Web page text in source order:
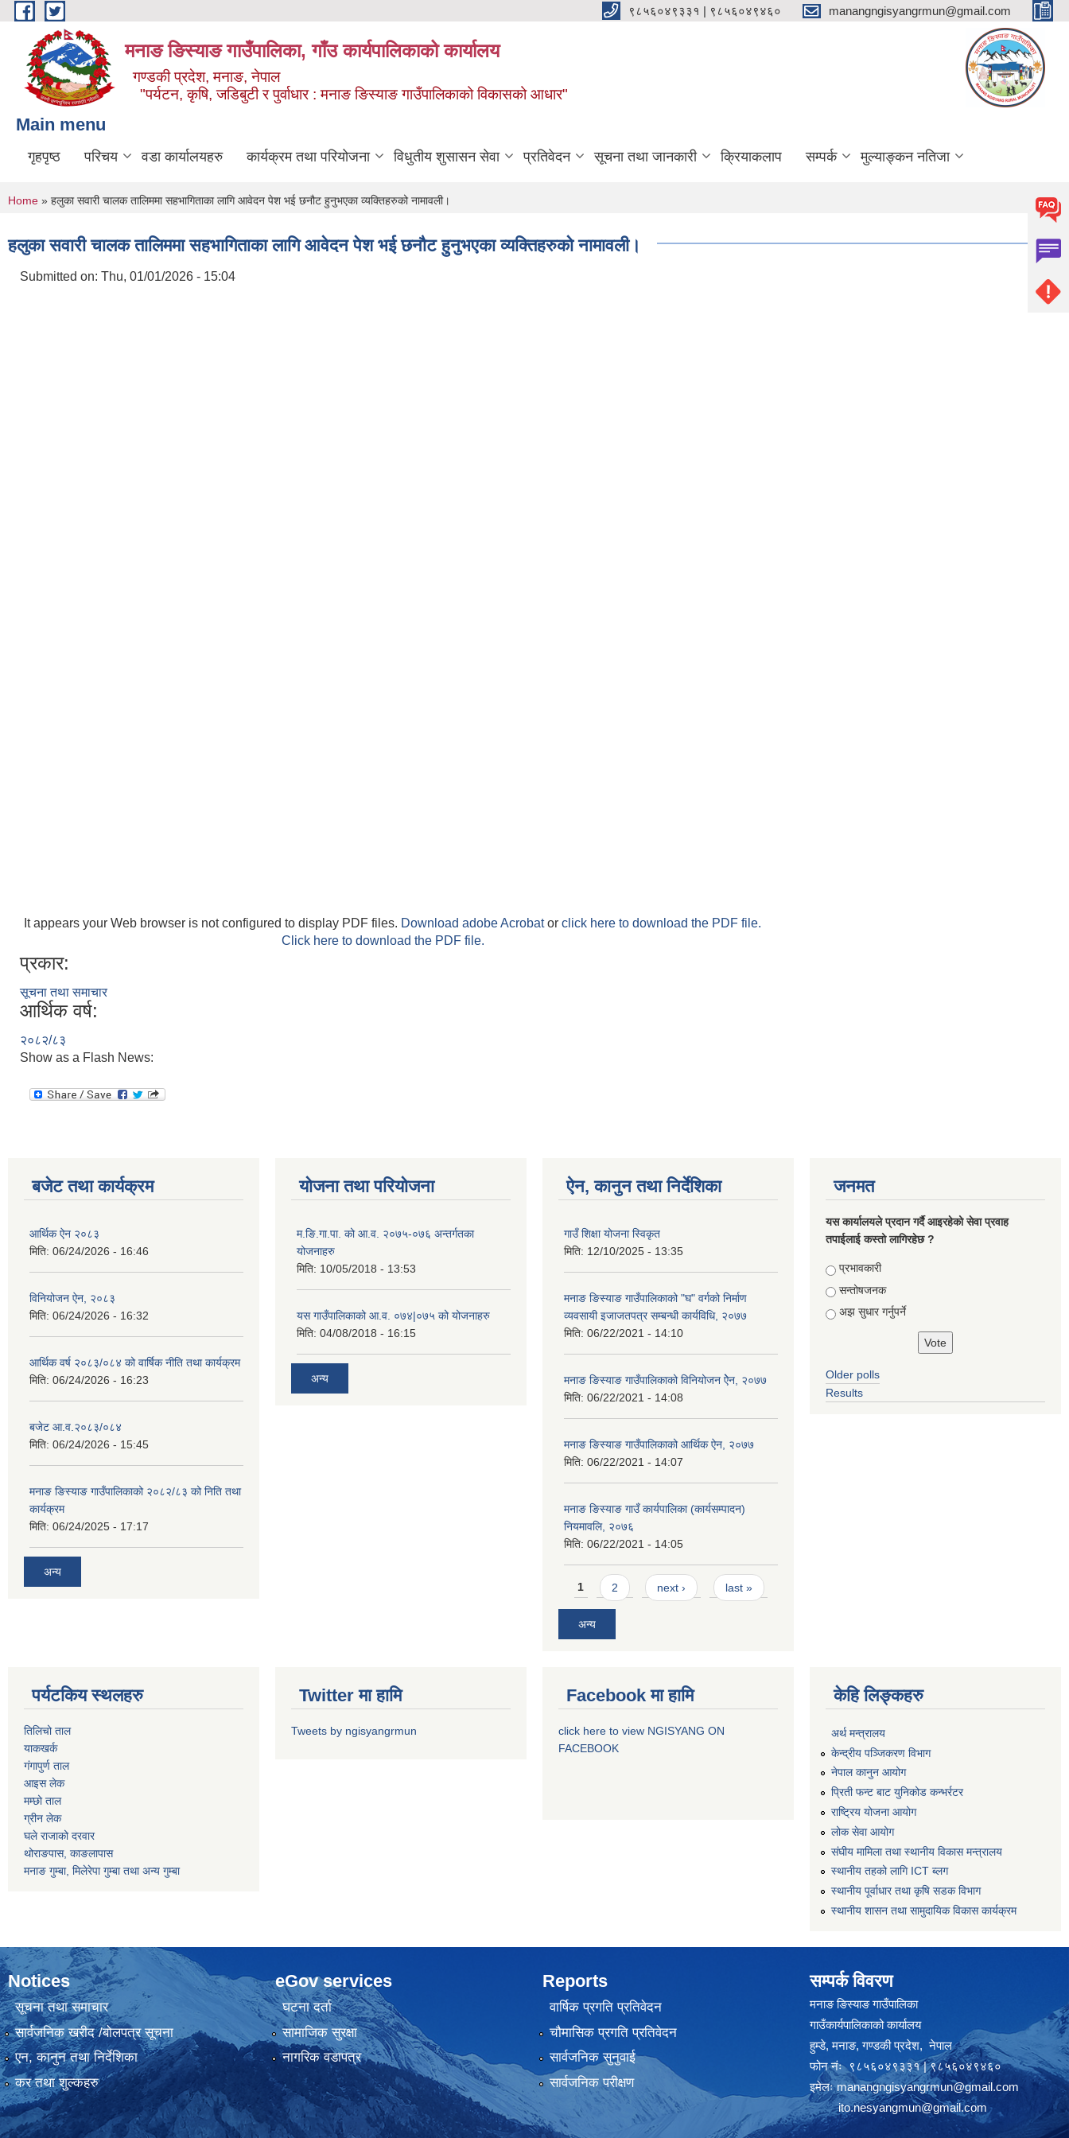
Skip to main content ९८५६०४९३३१ | ९८५६०४९४६० manangngisyangrmun@gmail.com
मनाङ ङिस्याङ गाउँपालिका, गाँउ कार्यपालिकाको कार्यालय
गण्डकी प्रदेश, मनाङ, नेपाल
"पर्यटन, कृषि, जडिबुटी र पुर्वाधार : मनाङ ङिस्याङ गाउँपालिकाको विकासको आधार"
Main menu
गृहपृष्ठ परिचय वडा कार्यालयहरु कार्यक्रम तथा परियोजना विधुतीय शुसासन सेवा प्रतिवेदन सूचना तथा जानकारी क्रियाकलाप सम्पर्क मुल्याङ्कन नतिजा
You are here
Home » हलुका सवारी चालक तालिममा सहभागिताका लागि आवेदन पेश भई छनौट हुनुभएका व्यक्तिहरुको नामावली।
हलुका सवारी चालक तालिममा सहभागिताका लागि आवेदन पेश भई छनौट हुनुभएका व्यक्तिहरुको नामावली।
Submitted on: Thu, 01/01/2026 - 15:04
It appears your Web browser is not configured to display PDF files. Download adobe Acrobator click here to download the PDF file.
Click here to download the PDF file.
प्रकार:
सूचना तथा समाचार
आर्थिक वर्ष:
२०८२/८३
Show as a Flash News:
बजेट तथा कार्यक्रम
आर्थिक ऐन २०८३
मिति: 06/24/2026 - 16:46
विनियोजन ऐन, २०८३
मिति: 06/24/2026 - 16:32
आर्थिक वर्ष २०८३/०८४ को वार्षिक नीति तथा कार्यक्रम
मिति: 06/24/2026 - 16:23
बजेट आ.व.२०८३/०८४
मिति: 06/24/2026 - 15:45
मनाङ ङिस्याङ गाउँपालिकाको २०८२/८३ को निति तथा
कार्यक्रम
मिति: 06/24/2025 - 17:17
अन्य
योजना तथा परियोजना
म.ङि.गा.पा. को आ.व. २०७५-०७६ अन्तर्गतका
योजनाहरु
मिति: 10/05/2018 - 13:53
यस गाउँपालिकाको आ.व. ०७४|०७५ को योजनाहरु
मिति: 04/08/2018 - 16:15
अन्य
ऐन, कानुन तथा निर्देशिका
गाउँ शिक्षा योजना स्विकृत
मिति: 12/10/2025 - 13:35
मनाङ ङिस्याङ गाउँपालिकाको "घ" वर्गको निर्माण
व्यवसायी इजाजतपत्र सम्बन्धी कार्यविधि, २०७७
मिति: 06/22/2021 - 14:10
मनाङ ङिस्याङ गाउँपालिकाको विनियोजन ऐेन, २०७७
मिति: 06/22/2021 - 14:08
मनाङ ङिस्याङ गाउँपालिकाको आर्थिक ऐन, २०७७
मिति: 06/22/2021 - 14:07
मनाङ ङिस्याङ गाउँ कार्यपालिका (कार्यसम्पादन)
नियमावलि, २०७६
मिति: 06/22/2021 - 14:05
Pages
1 2 next › last »
अन्य
जनमत
यस कार्यालयले प्रदान गर्दै आइरहेको सेवा प्रवाह
तपाईलाई कस्तो लागिरहेछ ?
Choices
प्रभावकारी
सन्तोषजनक
अझ सुधार गर्नुपर्ने
Older polls
Results
पर्यटकिय स्थलहरु
तिलिचो ताल
याकखर्क
गंगापुर्ण ताल
आइस लेक
मम्छो ताल
ग्रीन लेक
घले राजाको दरवार
थोराङपास, काङलापास
मनाङ गुम्बा, मिलेरेपा गुम्बा तथा अन्य गुम्बा
Twitter मा हामि
Tweets by ngisyangrmun
Facebook मा हामि
click here to view NGISYANG ON
FACEBOOK
केहि लिङ्कहरु
अर्थ मन्त्रालय
केन्द्रीय पञ्जिकरण विभाग
नेपाल कानुन आयोग
प्रिती फन्ट बाट युनिकोड कन्भर्रटर
राष्ट्रिय योजना आयोग
लोक सेवा आयोग
संघीय मामिला तथा स्थानीय विकास मन्त्रालय
स्थानीय तहको लागि ICT ब्लग
स्थानीय पूर्वाधार तथा कृषि सडक विभाग
स्थानीय शासन तथा सामुदायिक विकास कार्यक्रम
Notices
सूचना तथा समाचार
सार्वजनिक खरीद /बोलपत्र सूचना
एन, कानुन तथा निर्देशिका
कर तथा शुल्कहरु
eGov services
घटना दर्ता
सामाजिक सुरक्षा
नागरिक वडापत्र
Reports
वार्षिक प्रगति प्रतिवेदन
चौमासिक प्रगति प्रतिवेदन
सार्वजनिक सुनुवाई
सार्वजनिक परीक्षण
सम्पर्क विवरण
मनाङ ङिस्याङ गाउँपालिका
गाउँकार्यपालिकाको कार्यालय
हुम्डे, मनाङ, गण्डकी प्रदेश, ‍ नेपाल
फोन नंः ९८५६०४९३३१ | ९८५६०४९४६०
इमेलःmanangngisyangrmun@gmail.com
ito.nesyangmun@gmail.com